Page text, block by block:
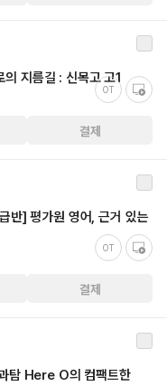
지름길 : 신목고 고1
OT
결제
반] 평가원 영어, 근거 있는
OT
결제
탐 Here O의 컴팩트한